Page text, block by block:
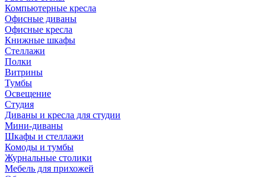
Компьютерные кресла
Офисные диваны
Офисные кресла
Книжные шкафы
Стеллажи
Полки
Витрины
Тумбы
Освещение
Студия
Диваны и кресла для студии
Мини-диваны
Шкафы и стеллажи
Комоды и тумбы
Журнальные столики
Мебель для прихожей